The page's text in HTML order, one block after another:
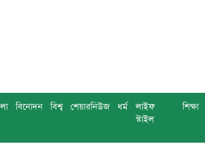
বিনোদন বিশ্ব শেয়ারনিউজ ধর্ম
লাইফ
স্টাইল
শিক্ষা